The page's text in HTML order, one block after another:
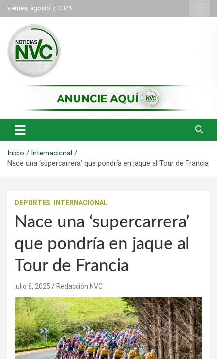
Saltar
al
contenido
viernes, agosto 7, 2026
NVC Noticias
Inicio
Internacional
Nace una ‘supercarrera’ que pondría en jaque al Tour de Francia
DEPORTES INTERNACIONAL
Nace una ‘supercarrera’
que pondría en jaque al
Tour de Francia
julio 8, 2025 Redacción NVC